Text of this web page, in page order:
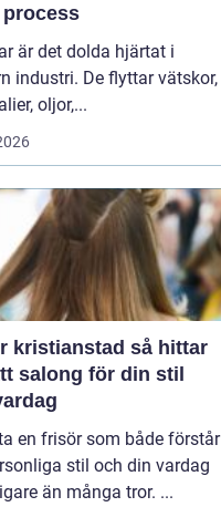
är det dolda hjärtat i
industri. De flyttar vätskor,
oljor,...
så hittar
salong för din stil
en frisör som både förstår
stil och din vardag
än många tror. ...